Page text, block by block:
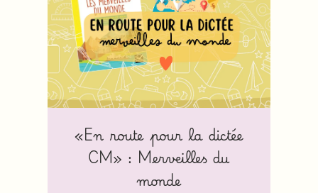
«En route pour la dictée
CM» : Merveilles du
monde